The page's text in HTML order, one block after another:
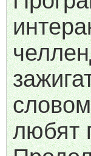
любят